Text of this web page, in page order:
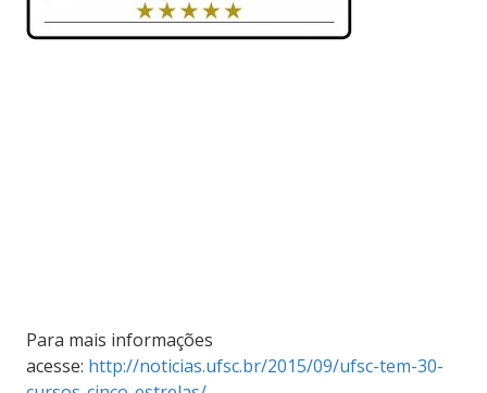
Para mais informações
acesse: http://noticias.ufsc.br/2015/09/ufsc-tem-30-